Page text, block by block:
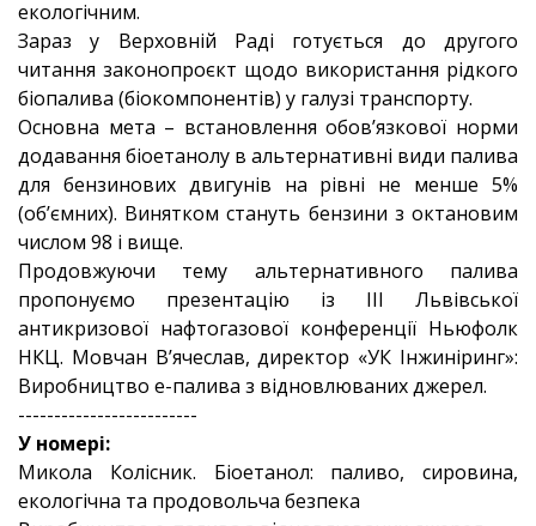
екологічним.
Зараз у Верховній Раді готується до другого
читання законопроєкт щодо використання рідкого
біопалива (біокомпонентів) у галузі транспорту.
Основна мета – встановлення обов’язкової норми
додавання біоетанолу в альтернативні види палива
для бензинових двигунів на рівні не менше 5%
(об’ємних). Винятком стануть бензини з октановим
числом 98 і вище.
Продовжуючи тему альтернативного палива
пропонуємо презентацію із III Львівської
антикризової нафтогазової конференції Ньюфолк
НКЦ. Мовчан В’ячеслав, директор «УК Інжиніринг»:
Виробництво е-палива з відновлюваних джерел.
-------------------------
У номері:
Микола Колісник. Біоетанол: паливо, сировина,
екологічна та продовольча безпека